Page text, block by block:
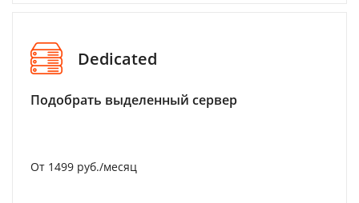
Dedicated
Подобрать выделенный сервер
От 1499 руб./месяц